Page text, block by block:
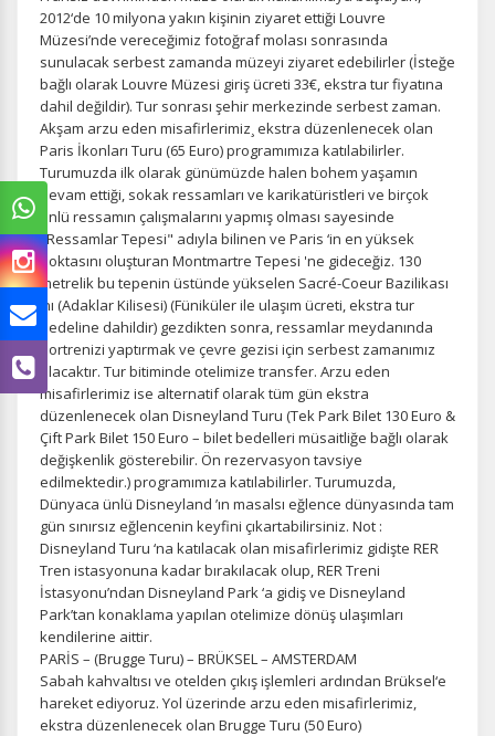
2012‘de 10 milyona yakın kişinin ziyaret ettiği Louvre
Müzesi’nde vereceğimiz fotoğraf molası sonrasında
sunulacak serbest zamanda müzeyi ziyaret edebilirler (İsteğe
bağlı olarak Louvre Müzesi giriş ücreti 33€, ekstra tur fiyatına
dahil değildir). Tur sonrası şehir merkezinde serbest zaman.
Akşam arzu eden misafirlerimiz¸ ekstra düzenlenecek olan
Paris İkonları Turu (65 Euro) programımıza katılabilirler.
Turumuzda ilk olarak günümüzde halen bohem yaşamın
devam ettiği, sokak ressamları ve karikatüristleri ve birçok
ünlü ressamın çalışmalarını yapmış olması sayesinde
"Ressamlar Tepesi" adıyla bilinen ve Paris ‘in en yüksek
noktasını oluşturan Montmartre Tepesi 'ne gideceğiz. 130
metrelik bu tepenin üstünde yükselen Sacré-Coeur Bazilikası
‘nı (Adaklar Kilisesi) (Füniküler ile ulaşım ücreti, ekstra tur
bedeline dahildir) gezdikten sonra, ressamlar meydanında
portrenizi yaptırmak ve çevre gezisi için serbest zamanımız
olacaktır. Tur bitiminde otelimize transfer. Arzu eden
misafirlerimiz ise alternatif olarak tüm gün ekstra
düzenlenecek olan Disneyland Turu (Tek Park Bilet 130 Euro &
Çift Park Bilet 150 Euro – bilet bedelleri müsaitliğe bağlı olarak
değişkenlik gösterebilir. Ön rezervasyon tavsiye
edilmektedir.) programımıza katılabilirler. Turumuzda,
Dünyaca ünlü Disneyland ’ın masalsı eğlence dünyasında tam
gün sınırsız eğlencenin keyfini çıkartabilirsiniz. Not :
Disneyland Turu ‘na katılacak olan misafirlerimiz gidişte RER
Tren istasyonuna kadar bırakılacak olup, RER Treni
İstasyonu’ndan Disneyland Park ‘a gidiş ve Disneyland
Park’tan konaklama yapılan otelimize dönüş ulaşımları
kendilerine aittir.
PARİS – (Brugge Turu) – BRÜKSEL – AMSTERDAM
Sabah kahvaltısı ve otelden çıkış işlemleri ardından Brüksel‘e
hareket ediyoruz. Yol üzerinde arzu eden misafirlerimiz,
ekstra düzenlenecek olan Brugge Turu (50 Euro)